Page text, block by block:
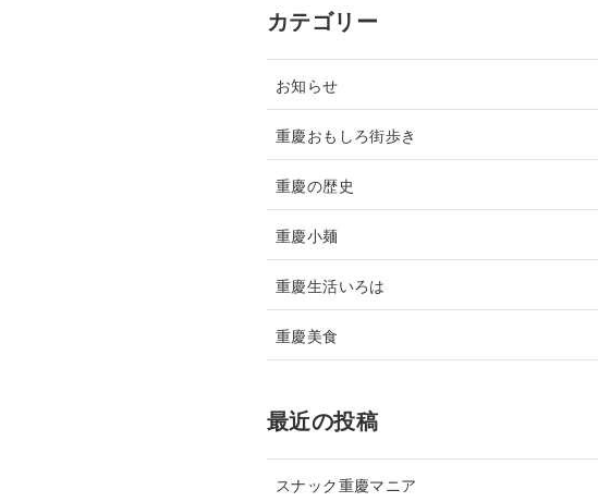
カテゴリー
お知らせ
重慶おもしろ街歩き
重慶の歴史
重慶小麺
重慶生活いろは
重慶美食
最近の投稿
スナック重慶マニア